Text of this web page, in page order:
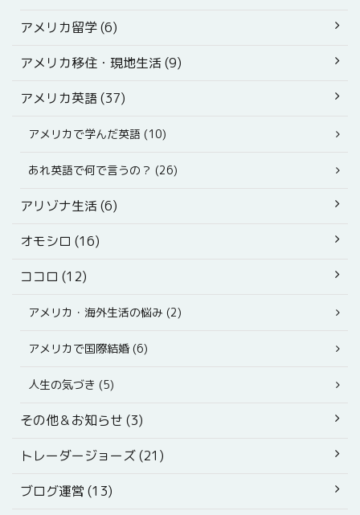
アメリカ留学 (6)
アメリカ移住・現地生活 (9)
アメリカ英語 (37)
アメリカで学んだ英語 (10)
あれ英語で何で言うの？ (26)
アリゾナ生活 (6)
オモシロ (16)
ココロ (12)
アメリカ・海外生活の悩み (2)
アメリカで国際結婚 (6)
人生の気づき (5)
その他＆お知らせ (3)
トレーダージョーズ (21)
ブログ運営 (13)